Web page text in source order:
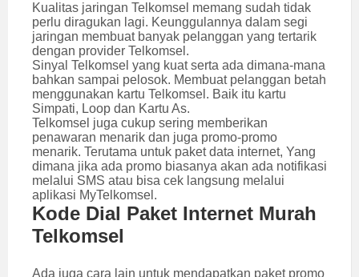
Kualitas jaringan Telkomsel memang sudah tidak
perlu diragukan lagi. Keunggulannya dalam segi
jaringan membuat banyak pelanggan yang tertarik
dengan provider Telkomsel.
Sinyal Telkomsel yang kuat serta ada dimana-mana
bahkan sampai pelosok. Membuat pelanggan betah
menggunakan kartu Telkomsel. Baik itu kartu
Simpati, Loop dan Kartu As.
Telkomsel juga cukup sering memberikan
penawaran menarik dan juga promo-promo
menarik. Terutama untuk paket data internet, Yang
dimana jika ada promo biasanya akan ada notifikasi
melalui SMS atau bisa cek langsung melalui
aplikasi MyTelkomsel.
Kode Dial Paket Internet Murah
Telkomsel
Ada juga cara lain untuk mendapatkan paket promo